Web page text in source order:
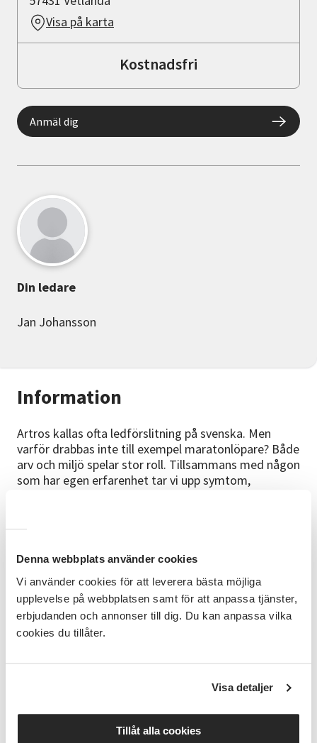
Denna webbplats använder cookies
Vi använder cookies för att leverera bästa möjliga
upplevelse på webbplatsen samt för att anpassa tjänster,
erbjudanden och annonser till dig. Du kan anpassa vilka
cookies du tillåter.
Visa detaljer
Tillåt alla cookies
Information
Artros kallas ofta ledförslitning på svenska. Men
varför drabbas inte till exempel maratonlöpare? Både
arv och miljö spelar stor roll. Tillsammans med någon
som har egen erfarenhet tar vi upp symtom,
aktuell.
Bra att veta
Vi tar en paus där det finns möjlighet att köpa
kaffe/te för10 kr betalas med Swish
Gratis men anmälan krävs.
Kontakta Veronica Josefsson,
Visa på karta
Kostnadsfri
Anmäl dig
Din ledare
Jan Johansson